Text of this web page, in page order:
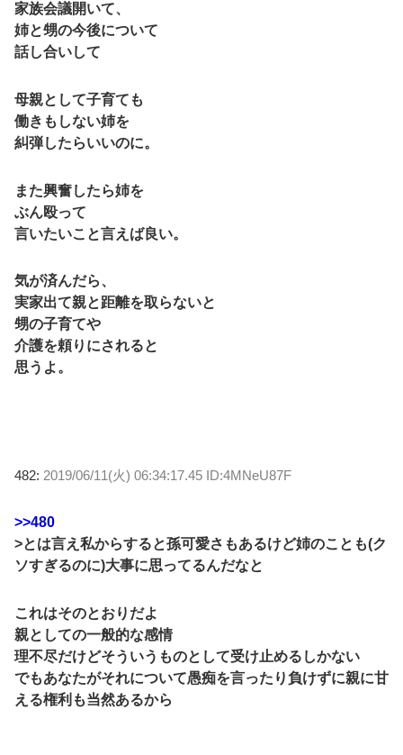
家族会議開いて、
姉と甥の今後について
話し合いして
母親として子育ても
働きもしない姉を
糾弾したらいいのに。
また興奮したら姉を
ぶん殴って
言いたいこと言えば良い。
気が済んだら、
実家出て親と距離を取らないと
甥の子育てや
介護を頼りにされると
思うよ。
482: 2019/06/11(火) 06:34:17.45 ID:4MNeU87F
>>480
>とは言え私からすると孫可愛さもあるけど姉のことも(ク
ソすぎるのに)大事に思ってるんだなと
これはそのとおりだよ
親としての一般的な感情
理不尽だけどそういうものとして受け止めるしかない
でもあなたがそれについて愚痴を言ったり負けずに親に甘
える権利も当然あるから